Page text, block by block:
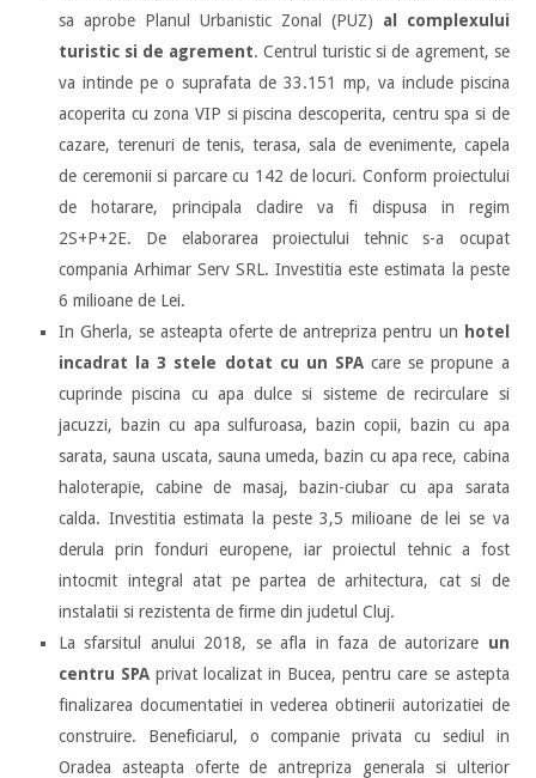
sa aprobe Planul Urbanistic Zonal (PUZ) al complexului
turistic si de agrement. Centrul turistic si de agrement, se
va intinde pe o suprafata de 33.151 mp, va include piscina
acoperita cu zona VIP si piscina descoperita, centru spa si de
cazare, terenuri de tenis, terasa, sala de evenimente, capela
de ceremonii si parcare cu 142 de locuri. Conform proiectului
de hotarare, principala cladire va fi dispusa in regim
2S+P+2E. De elaborarea proiectului tehnic s-a ocupat
compania Arhimar Serv SRL. Investitia este estimata la peste
6 milioane de Lei.
In Gherla, se asteapta oferte de antrepriza pentru un hotel
incadrat la 3 stele dotat cu un SPA care se propune a
cuprinde piscina cu apa dulce si sisteme de recirculare si
jacuzzi, bazin cu apa sulfuroasa, bazin copii, bazin cu apa
sarata, sauna uscata, sauna umeda, bazin cu apa rece, cabina
haloterapie, cabine de masaj, bazin-ciubar cu apa sarata
calda. Investitia estimata la peste 3,5 milioane de lei se va
derula prin fonduri europene, iar proiectul tehnic a fost
intocmit integral atat pe partea de arhitectura, cat si de
instalatii si rezistenta de firme din judetul Cluj.
La sfarsitul anului 2018, se afla in faza de autorizare un
centru SPA privat localizat in Bucea, pentru care se astepta
finalizarea documentatiei in vederea obtinerii autorizatiei de
construire. Beneficiarul, o companie privata cu sediul in
Oradea asteapta oferte de antrepriza generala si ulterior